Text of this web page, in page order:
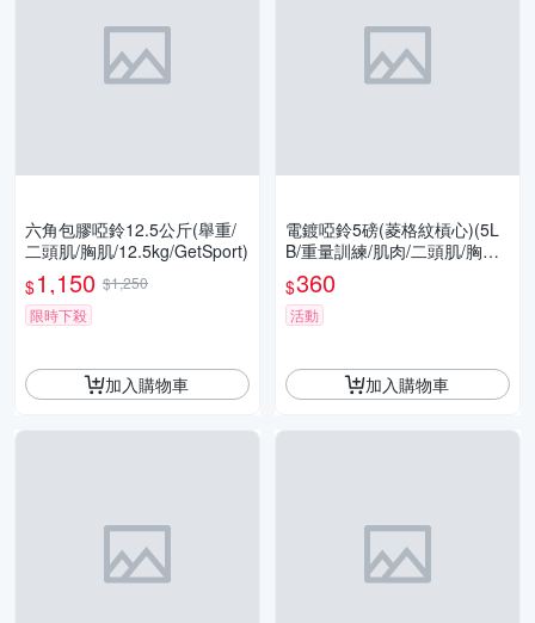
六角包膠啞鈴12.5公斤(舉重/
二頭肌/胸肌/12.5kg/GetSport)
$1,150 $1,250
限時下殺
加入購物車
電鍍啞鈴5磅(菱格紋槓心)(5L
B/重量訓練/肌肉/二頭肌/胸肌/
舉重/GetSport)
$360
活動
加入購物車